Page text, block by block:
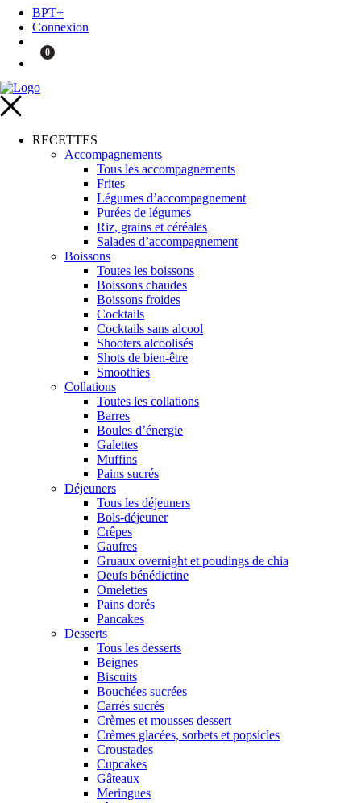
BPT+
Connexion
0
RECETTES
Accompagnements
Tous les accompagnements
Frites
Légumes d’accompagnement
Purées de légumes
Riz, grains et céréales
Salades d’accompagnement
Boissons
Toutes les boissons
Boissons chaudes
Boissons froides
Cocktails
Cocktails sans alcool
Shooters alcoolisés
Shots de bien-être
Smoothies
Collations
Toutes les collations
Barres
Boules d’énergie
Galettes
Muffins
Pains sucrés
Déjeuners
Tous les déjeuners
Bols-déjeuner
Crêpes
Gaufres
Gruaux overnight et poudings de chia
Oeufs bénédictine
Omelettes
Pains dorés
Pancakes
Desserts
Tous les desserts
Beignes
Biscuits
Bouchées sucrées
Carrés sucrés
Crèmes et mousses dessert
Crèmes glacées, sorbets et popsicles
Croustades
Cupcakes
Gâteaux
Meringues